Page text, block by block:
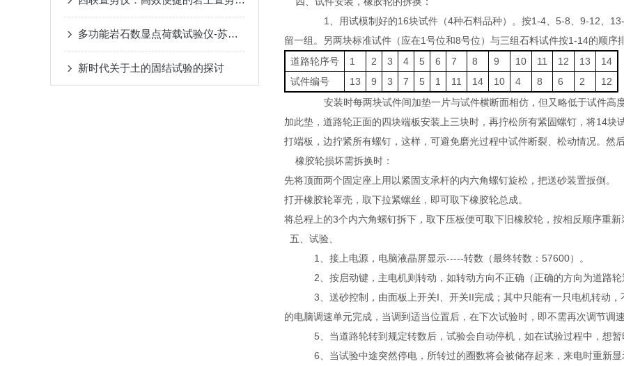
多功能岩石数显点荷载试验仪-苏州拓测仪器设备有限公司
新时代关于土的固结试验的探讨
1、用试模制好的16块试件（4种石料品种）。按1-4、5-8、9-12、
留一组。另两块标准试件（应在1号位和8号位）与三组石料试件按1-14的顺
道路轮序号
1 2 3 4 5 6 7 8 9 10 11 12 13
14
试件编号
13 9 3 7 5 1 11 14 10 4 8 6 2
12
安装时每两块试件间加垫一片与试件横断面相仿，但又略低于试件
加此垫，道路轮正面的四块端板安装上三块时，再拧松所有紧固螺钉，将14
打端板，边拧紧所有螺钉，这样，可避免磨光过程中试件断裂、松动情况。然
橡胶轮损坏需拆换时：
先将顶面两个固定座上用以紧固支承杆的内六角螺钉旋松，把送砂装置扳倒。
打开橡胶轮罩壳，取下拉紧螺丝，即可取下橡胶轮总成。
将总程上的3个内六角螺钉拆下，取下压板便可取下旧橡胶轮，按相反顺序重
五、试验、
1、接上电源，电脑液晶屏显示-----转数（最终转数：57600）。
2、按启动键，主电机则转动，如转动方向不正确（正确的方向为道路
3、送砂控制，由面板上开关I、开关II完成；其中只能有一只电机转动
的电脑调速单元完成，当调到适当位置后，在下次试验时，即不需再次调节调
5、当道路轮转到规定转数后，试验会自动停机，如在试验过程中，想
6、当试验中途突然停电，所转过的圈数将会被储存起来，来电时重新